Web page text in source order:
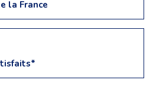
la France